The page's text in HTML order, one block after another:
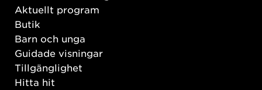
Aktuellt program
Butik
Barn och unga
Guidade visningar
Tillgänglighet
Hitta hit